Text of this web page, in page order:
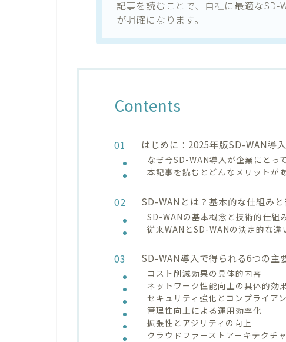
記事を読むことで、自社に最適な
が明確になります。
Contents
はじめに：2025年版SD-WAN導
なぜ今SD-WAN導入が企業にとっ
本記事を読むとどんなメリットが
SD-WANとは？基本的な仕組み
SD-WANの基本概念と技術的仕組
従来WANとSD-WANの決定的な違
SD-WAN導入で得られる6つの主
コスト削減効果の具体的内容
ネットワーク性能向上の具体的効
セキュリティ強化とコンプライア
管理性向上による運用効率化
拡張性とアジリティの向上
クラウドファーストアーキテクチ